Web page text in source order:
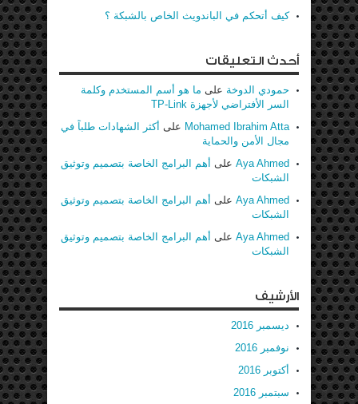
كيف أتحكم في الباندويث الخاص بالشبكة ؟
أحدث التعليقات
حمودي الدوخة على ما هو أسم المستخدم وكلمة
السر الأفتراضي لأجهزة TP-Link
Mohamed Ibrahim Atta على أكثر الشهادات طلباً في
مجال الأمن والحماية
Aya Ahmed على أهم البرامج الخاصة بتصميم وتوثيق
الشبكات
Aya Ahmed على أهم البرامج الخاصة بتصميم وتوثيق
الشبكات
Aya Ahmed على أهم البرامج الخاصة بتصميم وتوثيق
الشبكات
الأرشيف
ديسمبر 2016
نوفمبر 2016
أكتوبر 2016
سبتمبر 2016